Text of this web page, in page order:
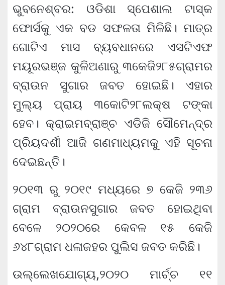
ଭୁବନେଶ୍ବର: ଓଡିଶା ସ୍ପେଶାଲ ଟାସ୍କ
ଫୋର୍ସକୁ ଏକ ବଡ ସଫଳତା ମିଳିଛି। ମାତ୍ର
ଗୋଟିଏ ମାସ ବ୍ୟବଧାନରେ ଏସଟିଏଫ
ମୟୂରଭଞ୍ଜ କୁଳିଅଣାରୁ ୩କେଜି୨୮୫ଗ୍ରାମର
ବ୍ରାଉନ ସୁଗାର ଜବତ ହୋଇଛି। ଏହାର
ମୁଲ୍ୟ ପ୍ରାୟ ୩କୋଟି୨୮ଲକ୍ଷ ଟଙ୍କା
ହେବ। କ୍ରାଇମବ୍ରାଞ୍ଚ ଏଡିଜି ସୌମେନ୍ଦ୍ର
ପ୍ରିୟଦର୍ଶୀ ଆଜି ଗଣମାଧ୍ୟମକୁ ଏହି ସୂଚନା
ଦେଇଛନ୍ତି।
୨୦୧୩ ରୁ ୨୦୧୯ ମଧ୍ୟରେ ୭ କେଜି ୨୩୬
ଗ୍ରାମ ବ୍ରାଉନସୁଗାର ଜବତ ହୋଇଥିବା
ବେଳେ ୨୦୨୦ରେ କେବଳ ୧୫ କେଜି
୬୪୮ଗ୍ରାମ ଧଳାଜହର ପୁଲିସ ଜବତ କରିଛି।
ଉଲ୍ଲେଖଯୋଗ୍ୟ,୨୦୨୦ ମାର୍ଚ୍ଚ ୧୧